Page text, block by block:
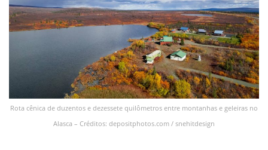
Rota cênica de duzentos e dezessete quilômetros entre montanhas e geleiras no
Alasca – Créditos: depositphotos.com / snehitdesign